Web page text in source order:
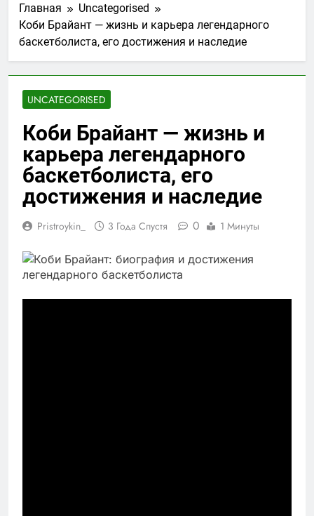
Главная
Uncategorised
Коби Брайант — жизнь и карьера легендарного
баскетболиста, его достижения и наследие
UNCATEGORISED
Коби Брайант — жизнь и
карьера легендарного
баскетболиста, его
достижения и наследие
Pristroykin_ 3 Года Спустя 0 1 Минуты